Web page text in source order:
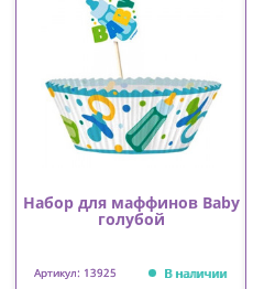
Набор для маффинов Baby
голубой
Артикул: 13925 В наличии